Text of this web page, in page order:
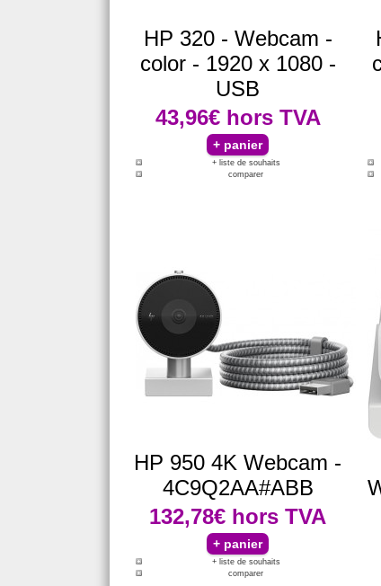
HP 320 - Webcam -
color - 1920 x 1080 -
USB
43,96€ hors TVA
+ liste de souhaits
comparer
HP 950 4K Webcam -
4C9Q2AA#ABB
132,78€ hors TVA
+ liste de souhaits
comparer